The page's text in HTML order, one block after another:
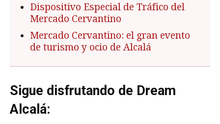
Dispositivo Especial de Tráfico del
Mercado Cervantino
Mercado Cervantino: el gran evento
de turismo y ocio de Alcalá
Sigue disfrutando de Dream
Alcalá: